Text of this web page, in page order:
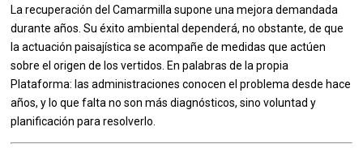
La recuperación del Camarmilla supone una mejora demandada
durante años. Su éxito ambiental dependerá, no obstante, de que
la actuación paisajística se acompañe de medidas que actúen
sobre el origen de los vertidos. En palabras de la propia
Plataforma: las administraciones conocen el problema desde hace
años, y lo que falta no son más diagnósticos, sino voluntad y
planificación para resolverlo.